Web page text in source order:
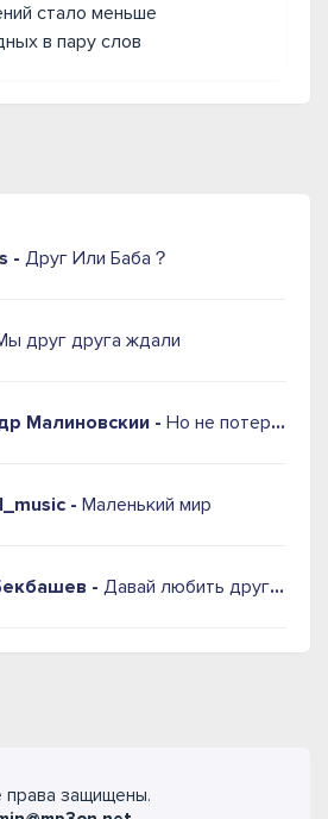
стало меньше
в пару слов
- Друг Или Баба？
друг друга ждали
Малиновскии - Но не потерять бы с дурости друг друга
- Маленький мир
- Давай любить друг друга
права защищены.